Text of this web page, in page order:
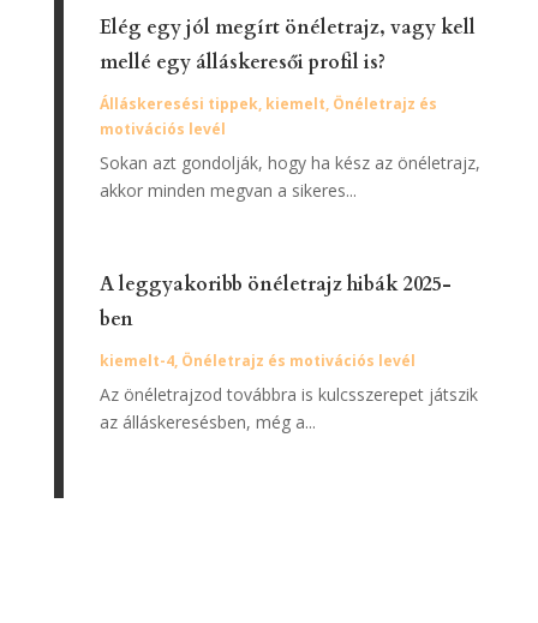
Elég egy jól megírt önéletrajz, vagy kell
mellé egy álláskeresői profil is?
Álláskeresési tippek, kiemelt, Önéletrajz és
motivációs levél
Sokan azt gondolják, hogy ha kész az önéletrajz,
akkor minden megvan a sikeres...
A leggyakoribb önéletrajz hibák 2025-
ben
kiemelt-4, Önéletrajz és motivációs levél
Az önéletrajzod továbbra is kulcsszerepet játszik
az álláskeresésben, még a...